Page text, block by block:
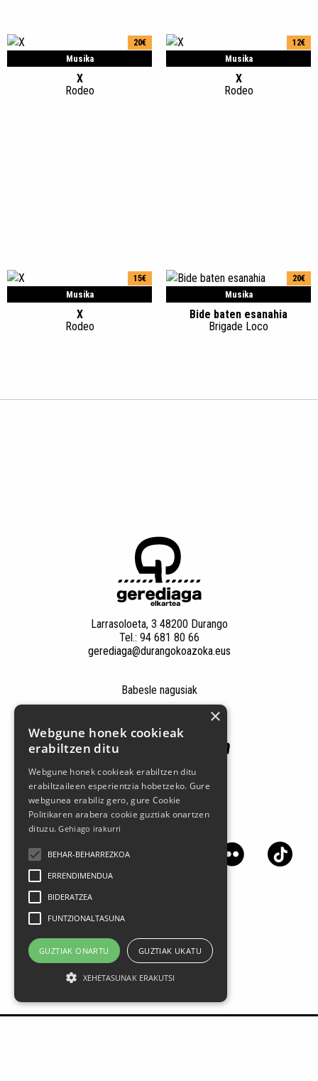
Musika
20€
X
Rodeo
Musika
12€
X
Rodeo
Musika
15€
X
Rodeo
Musika
20€
Bide baten esanahia
Brigade Loco
Larrasoloeta, 3 48200 Durango
Tel.: 94 681 80 66
gerediaga@durangokoazoka.eus
Babesle nagusiak
Jarrai gaitzazu sare sozialetan
×
Webgune honek cookieak
erabiltzen ditu
Webgune honek cookieak erabiltzen ditu
erabiltzaileen esperientzia hobetzeko. Gure
webgunea erabiliz gero, gure Cookie
Politikaren arabera cookie guztiak onartzen
dituzu.Gehiago irakurri
BEHAR-BEHARREZKOA
ERRENDIMENDUA
BIDERATZEA
FUNTZIONALTASUNA
GUZTIAK ONARTU GUZTIAK UKATU
XEHETASUNAK ERAKUTSI